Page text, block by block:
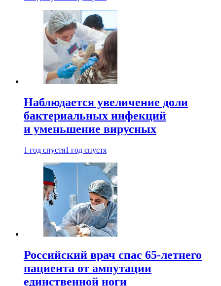
Наблюдается увеличение доли
бактериальных инфекций
и уменьшение вирусных
1 год спустя1 год спустя
Российский врач спас 65-летнего
пациента от ампутации
единственной ноги